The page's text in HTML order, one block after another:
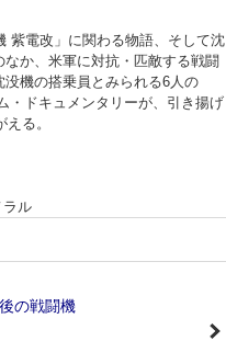
紫電改」に関わる物語、そして沈
か、米軍に対抗・匹敵する戦闘
機の搭乗員とみられる6人の
・ドキュメンタリーが、引き揚げ
る。
ラル
の戦闘機